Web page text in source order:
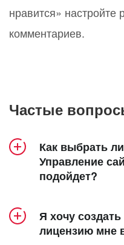
нравится» настройте
комментариев.
Частые
Как выбрать
Управление
подойдет?
Продукт «1С-
включает 5
Я хочу
лицензию мне